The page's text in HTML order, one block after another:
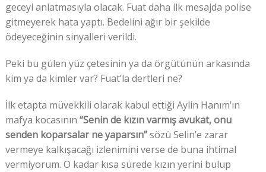
geceyi anlatmasıyla olacak. Fuat daha ilk mesajda polise
gitmeyerek hata yaptı. Bedelini ağır bir şekilde
ödeyeceğinin sinyalleri verildi.
Peki bu gülen yüz çetesinin ya da örgütünün arkasında
kim ya da kimler var? Fuat’la dertleri ne?
İlk etapta müvekkili olarak kabul ettiği Aylin Hanım’ın
mafya kocasının “Senin de kızın varmış avukat, onu
senden koparsalar ne yaparsın”sözü Selin’e zarar
vermeye kalkışacağı izlenimini verse de buna ihtimal
vermiyorum. O kadar kısa sürede kızın yerini bulup